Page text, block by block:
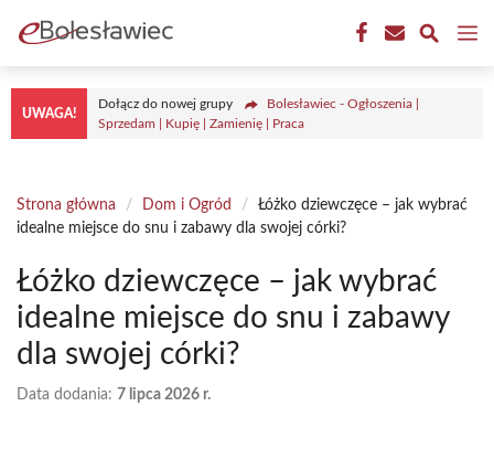
treści
UWAGA!
Dołącz do nowej grupy
Bolesławiec - Ogłoszenia |
Sprzedam | Kupię | Zamienię | Praca
Strona główna / Dom i Ogród /
Łóżko dziewczęce – jak wybrać
idealne miejsce do snu i zabawy dla swojej córki?
Łóżko dziewczęce – jak wybrać
idealne miejsce do snu i zabawy
dla swojej córki?
Data dodania: 7 lipca 2026 r.